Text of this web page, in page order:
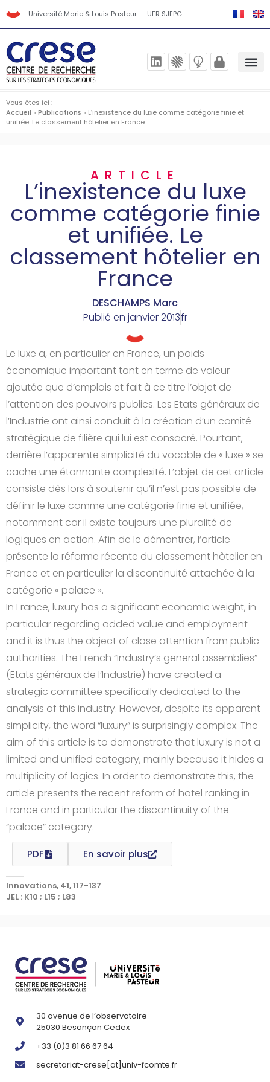
Université Marie & Louis Pasteur UFR SJEPG
Vous êtes ici :
Accueil »Publications » L’inexistence du luxe comme catégorie finie et
unifiée. Le classement hôtelier en France
ARTICLE
L’inexistence du luxe
comme catégorie finie
et unifiée. Le
classement hôtelier en
France
DESCHAMPS Marc
Publié en janvier 2013fr
Le luxe a, en particulier en France, un poids
économique important tant en terme de valeur
ajoutée que d’emplois et fait à ce titre l’objet de
l’attention des pouvoirs publics. Les Etats généraux de
l’Industrie ont ainsi conduit à la création d’un comité
stratégique de filière qui lui est consacré. Pourtant,
derrière l’apparente simplicité du vocable de « luxe » se
cache une étonnante complexité. L’objet de cet article
consiste dès lors à soutenir qu’il n’est pas possible de
définir le luxe comme une catégorie finie et unifiée,
notamment car il existe toujours une pluralité de
logiques en action. Afin de le démontrer, l’article
présente la réforme récente du classement hôtelier en
France et en particulier la discontinuité attachée à la
catégorie « palace ».
In France, luxury has a significant economic weight, in
particular regarding added value and employment
and it is thus the object of close attention from public
authorities. The French “Industry’s general assemblies”
(Etats généraux de l’Industrie) have created a
strategic committee specifically dedicated to the
analysis of this industry. However, despite its apparent
simplicity, the word “luxury” is surprisingly complex. The
aim of this article is to demonstrate that luxury is not a
limited and unified category, mainly because it hides a
multiplicity of logics. In order to demonstrate this, the
article presents the recent reform of hotel ranking in
France and in particular the discontinuity of the
“palace” category.
PDF En savoir plus
Innovations, 41, 117-137
JEL : K10 ; L15 ; L83
30 avenue de l’observatoire
25030 Besançon Cedex
+33 (0)3 81 66 67 64
secretariat-crese[at]univ-fcomte.fr